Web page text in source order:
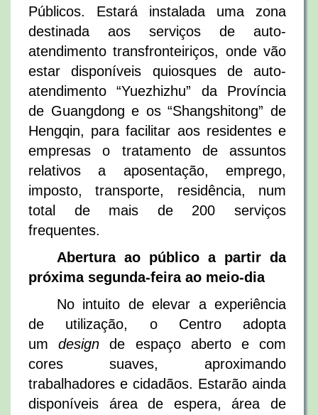
Públicos. Estará instalada uma zona
destinada aos serviços de auto-
atendimento transfronteiriços, onde vão
estar disponíveis quiosques de auto-
atendimento “Yuezhizhu” da Província
de Guangdong e os “Shangshitong” de
Hengqin, para facilitar aos residentes e
empresas o tratamento de assuntos
relativos a aposentação, emprego,
imposto, transporte, residência, num
total de mais de 200 serviços
frequentes.
Abertura ao público a partir da
próxima segunda-feira ao meio-dia
No intuito de elevar a experiência
de utilização, o Centro adopta
umdesignde espaço aberto e com
cores suaves, aproximando
trabalhadores e cidadãos. Estarão ainda
disponíveis área de espera, área de